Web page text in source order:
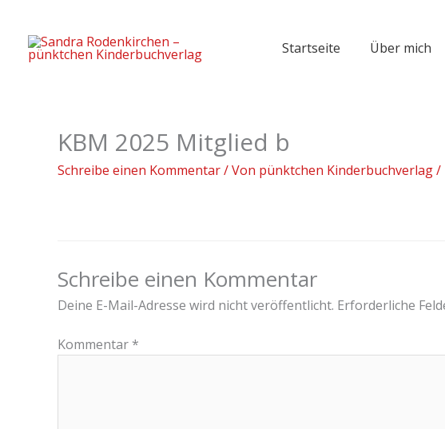
springen
Startseite Über mich
KBM 2025 Mitglied b
Schreibe einen Kommentar/ Von pünktchen Kinderbuchverlag/
Schreibe einen Kommentar
Deine E-Mail-Adresse wird nicht veröffentlicht. Erforderliche
Kommentar *